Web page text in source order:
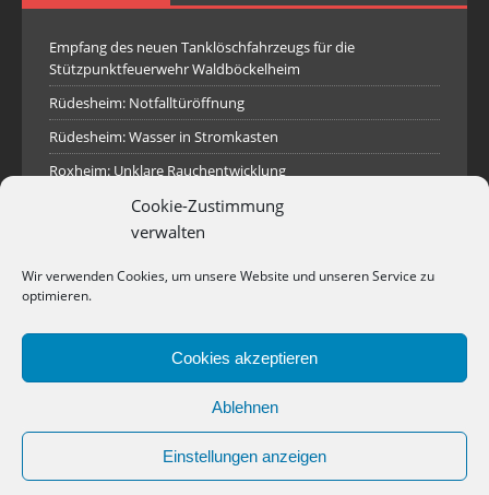
Cookie-Zustimmung
verwalten
Wir verwenden Cookies, um unsere Website und unseren Service zu
optimieren.
Cookies akzeptieren
Ablehnen
Einstellungen anzeigen
Empfang des neuen Tanklöschfahrzeugs für die
Stützpunktfeuerwehr Waldböckelheim
Rüdesheim: Notfalltüröffnung
Rüdesheim: Wasser in Stromkasten
Roxheim: Unklare Rauchentwicklung
Sprendlingen: Überörtliche Hilfe bei Industriebrand in
Sprendlingen
Rüdesheim: Aufgerissener Dieseltank
Industriepark Pferdsfeld: Brand eines Holzpolter